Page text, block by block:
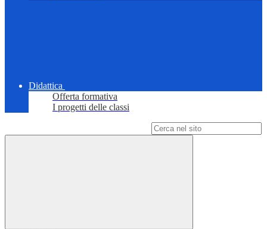
Didattica
Offerta formativa
I progetti delle classi